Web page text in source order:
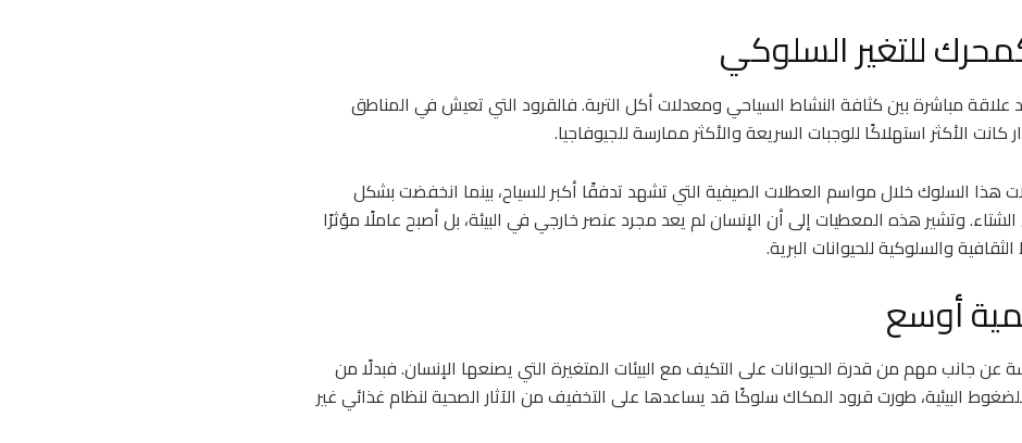
للتغير السلوكي
علاقة مباشرة بين كثافة النشاط السياحي ومعدلات أكل التربة. فالقرود التي تعيش في المناطق
كانت الأكثر استهلاكًا للوجبات السريعة والأكثر ممارسة للجيوفاجيا.
هذا السلوك خلال مواسم العطلات الصيفية التي تشهد تدفقًا أكبر للسياح، بينما انخفضت بشكل
وتشير هذه المعطيات إلى أن الإنسان لم يعد مجرد عنصر خارجي في البيئة، بل أصبح عاملًا مؤثرًا
والسلوكية للحيوانات البرية.
أوسع
جانب مهم من قدرة الحيوانات على التكيف مع البيئات المتغيرة التي يصنعها الإنسان. فبدلًا من
للضغوط البيئية، طورت قرود المكاك سلوكًا قد يساعدها على التخفيف من الآثار الصحية لنظام غذائي غير